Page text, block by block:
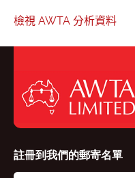
檢視 AWTA 分析資料
註冊到我們的郵寄名單